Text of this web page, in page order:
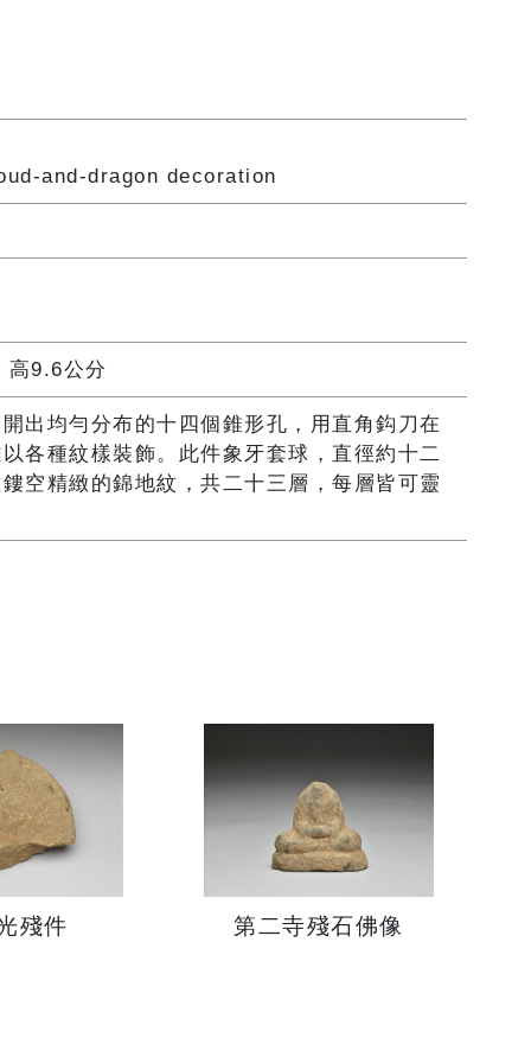
and-dragon decoration
高9.6公分
出均勻分布的十四個錐形孔，用直角鈎刀在
各種紋樣裝飾。此件象牙套球，直徑約十二
空精緻的錦地紋，共二十三層，每層皆可靈
殘件 第二寺殘石佛像